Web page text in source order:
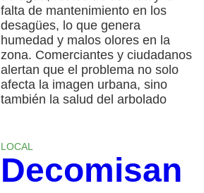
falta de mantenimiento en los
desagües, lo que genera
humedad y malos olores en la
zona. Comerciantes y ciudadanos
alertan que el problema no solo
afecta la imagen urbana, sino
también la salud del arbolado
LOCAL
Decomisan